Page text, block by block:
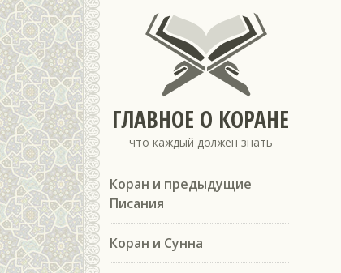
ГЛАВНОЕ О КОРАНЕ
что каждый должен знать
Коран и предыдущие
Писания
Коран и Сунна